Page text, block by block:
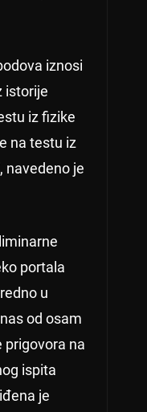
iznosi
istorije
iz fizike
na testu iz
navedeno je
portala
u
od osam
prigovora na
ispita
je